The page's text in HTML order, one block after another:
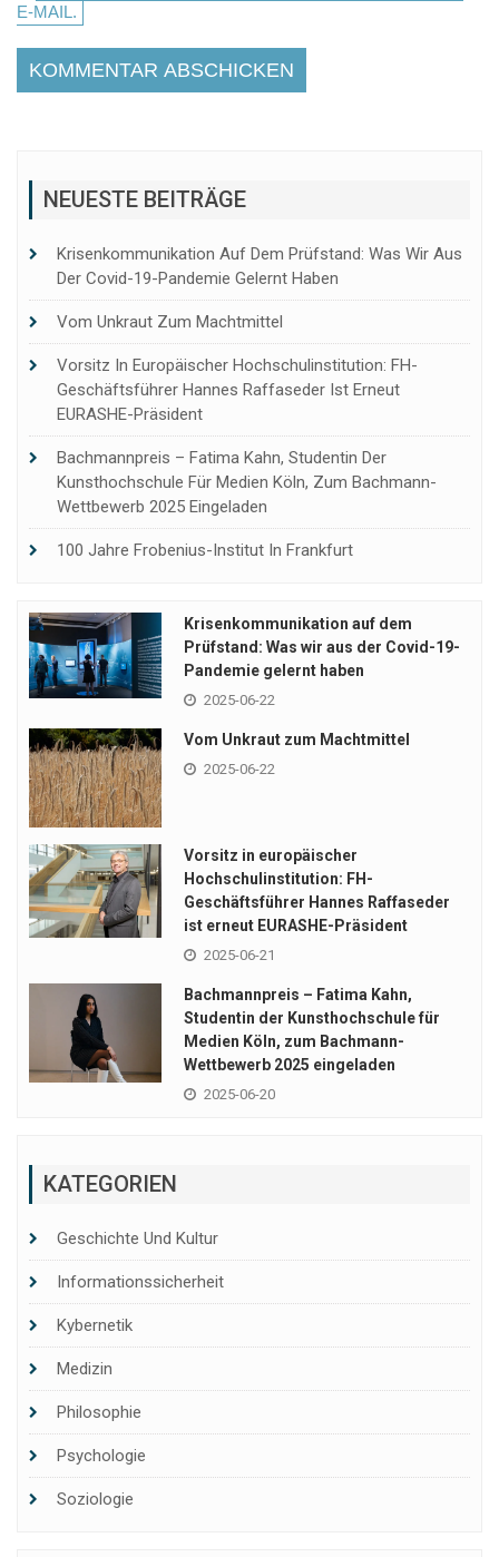
E-MAIL.
NEUESTE BEITRÄGE
Krisenkommunikation Auf Dem Prüfstand: Was Wir Aus
Der Covid-19-Pandemie Gelernt Haben
Vom Unkraut Zum Machtmittel
Vorsitz In Europäischer Hochschulinstitution: FH-
Geschäftsführer Hannes Raffaseder Ist Erneut
EURASHE-Präsident
Bachmannpreis – Fatima Kahn, Studentin Der
Kunsthochschule Für Medien Köln, Zum Bachmann-
Wettbewerb 2025 Eingeladen
100 Jahre Frobenius-Institut In Frankfurt
Krisenkommunikation auf dem
Prüfstand: Was wir aus der Covid-19-
Pandemie gelernt haben
2025-06-22
Vom Unkraut zum Machtmittel
2025-06-22
Vorsitz in europäischer
Hochschulinstitution: FH-
Geschäftsführer Hannes Raffaseder
ist erneut EURASHE-Präsident
2025-06-21
Bachmannpreis – Fatima Kahn,
Studentin der Kunsthochschule für
Medien Köln, zum Bachmann-
Wettbewerb 2025 eingeladen
2025-06-20
KATEGORIEN
Geschichte Und Kultur
Informationssicherheit
Kybernetik
Medizin
Philosophie
Psychologie
Soziologie